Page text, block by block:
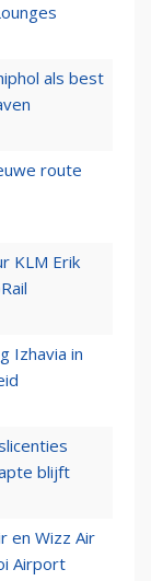
als best
route
KLM Erik
Izhavia in
blijft
en Wizz Air
Airport